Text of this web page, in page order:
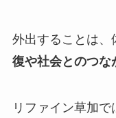
外出することは、
復や社会とのつな
リファイン草加で